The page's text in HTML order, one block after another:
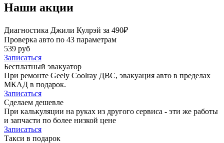
Наши акции
Диагностика Джили Кулрэй за 490₽
Проверка авто по 43 параметрам
539 руб
Записаться
Бесплатный эвакуатор
При ремонте Geely Coolray ДВС, эвакуация авто в пределах
МКАД в подарок.
Записаться
Сделаем дешевле
При калькуляции на руках из другого сервиса - эти же работы
и запчасти по более низкой цене
Записаться
Такси в подарок